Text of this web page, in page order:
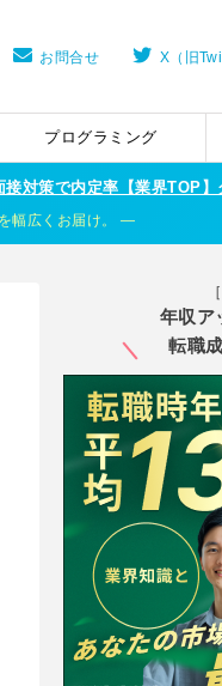
お問合せ X（旧
プログラミング
対策で内定率【業界TOP】
幅広くお届け。
年収ア
転職